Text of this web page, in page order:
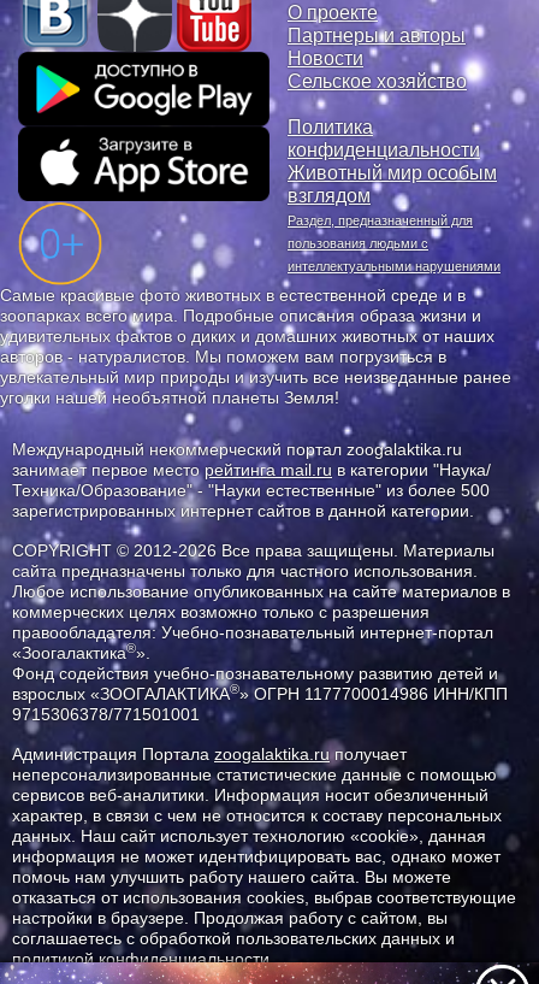
О проекте
Партнеры и авторы
Новости
Сельское хозяйство
Политика
конфиденциальности
Животный мир особым
взглядом
Раздел, предназначенный для
пользования людьми с
интеллектуальными нарушениями
Самые красивые фото животных в естественной среде и в
зоопарках всего мира. Подробные описания образа жизни и
удивительных фактов о диких и домашних животных от наших
авторов - натуралистов. Мы поможем вам погрузиться в
увлекательный мир природы и изучить все неизведанные ранее
уголки нашей необъятной планеты Земля!
Международный некоммерческий портал zoogalaktika.ru
занимает первое месторейтинга mail.ru в категории "Наука/
Техника/Образование" - "Науки естественные" из более 500
зарегистрированных интернет сайтов в данной категории.
COPYRIGHT © 2012-2026 Все права защищены. Материалы
сайта предназначены только для частного использования.
Любое использование опубликованных на сайте материалов в
коммерческих целях возможно только с разрешения
правообладателя: Учебно-познавательный интернет-портал
«Зоогалактика®».
Фонд содействия учебно-познавательному развитию детей и
взрослых «ЗООГАЛАКТИКА®» ОГРН 1177700014986 ИНН/КПП
9715306378/771501001
Администрация Портала zoogalaktika.ruполучает
неперсонализированные статистические данные с помощью
сервисов веб-аналитики. Информация носит обезличенный
характер, в связи с чем не относится к составу персональных
данных. Наш сайт использует технологию «cookie», данная
информация не может идентифицировать вас, однако может
помочь нам улучшить работу нашего сайта. Вы можете
отказаться от использования cookies, выбрав соответствующие
настройки в браузере. Продолжая работу с сайтом, вы
соглашаетесь с обработкой пользовательских данных и
политикой конфиденциальности.